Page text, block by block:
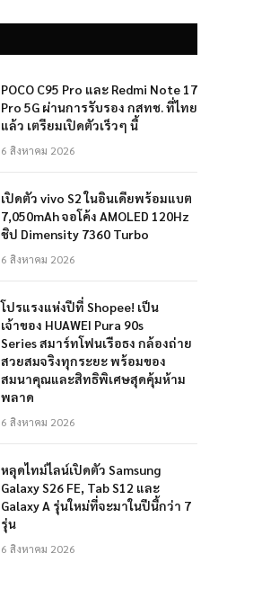
POCO C95 Pro และ Redmi Note 17
Pro 5G ผ่านการรับรอง กสทช. ที่ไทย
แล้ว เตรียมเปิดตัวเร็วๆ นี้
6 สิงหาคม 2026
เปิดตัว vivo S2 ในอินเดียพร้อมแบต
7,050mAh จอโค้ง AMOLED 120Hz
ชิป Dimensity 7360 Turbo
6 สิงหาคม 2026
โปรแรงแห่งปีที่ Shopee! เป็น
เจ้าของ HUAWEI Pura 90s
Series สมาร์ทโฟนเรือธง กล้องถ่าย
สวยสมจริงทุกระยะ พร้อมของ
สมนาคุณและสิทธิพิเศษสุดคุ้มห้าม
พลาด
6 สิงหาคม 2026
หลุดไทม์ไลน์เปิดตัว Samsung
Galaxy S26 FE, Tab S12 และ
Galaxy A รุ่นใหม่ที่จะมาในปีนี้กว่า 7
รุ่น
6 สิงหาคม 2026